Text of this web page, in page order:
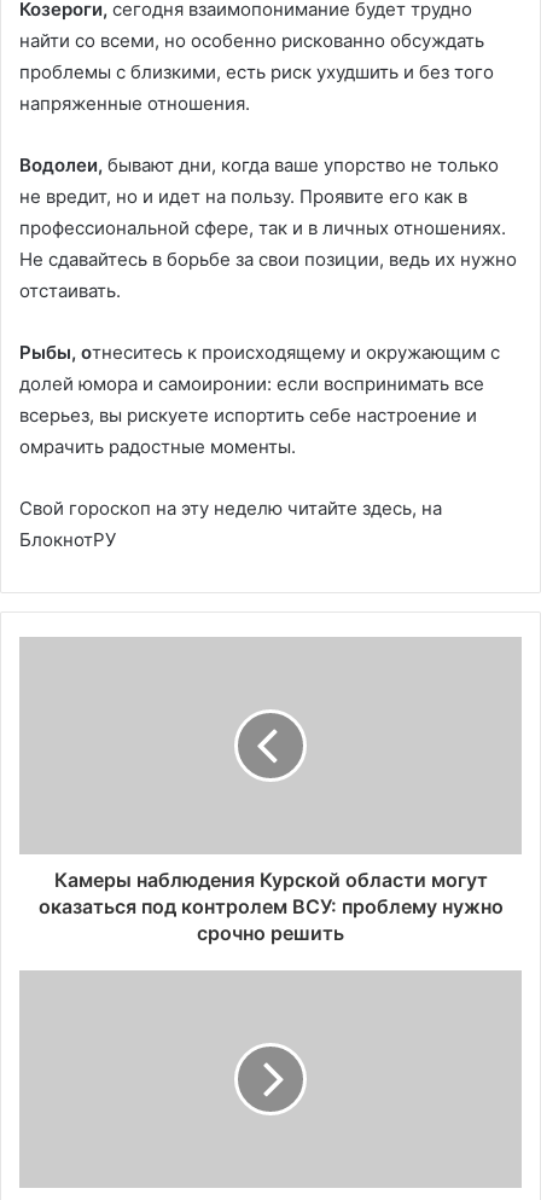
Козероги, сегодня взаимопонимание будет трудно
найти со всеми, но особенно рискованно обсуждать
проблемы с близкими, есть риск ухудшить и без того
напряженные отношения.
Водолеи, бывают дни, когда ваше упорство не только
не вредит, но и идет на пользу. Проявите его как в
профессиональной сфере, так и в личных отношениях.
Не сдавайтесь в борьбе за свои позиции, ведь их нужно
отстаивать.
Рыбы, отнеситесь к происходящему и окружающим с
долей юмора и самоиронии: если воспринимать все
всерьез, вы рискуете испортить себе настроение и
омрачить радостные моменты.
Свой гороскоп на эту неделю читайте здесь, на
БлокнотРУ
Камеры наблюдения Курской области могут
оказаться под контролем ВСУ: проблему нужно
срочно решить